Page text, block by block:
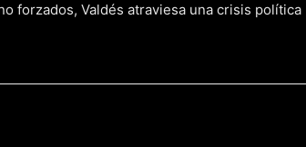
forzados, Valdés atraviesa una crisis política